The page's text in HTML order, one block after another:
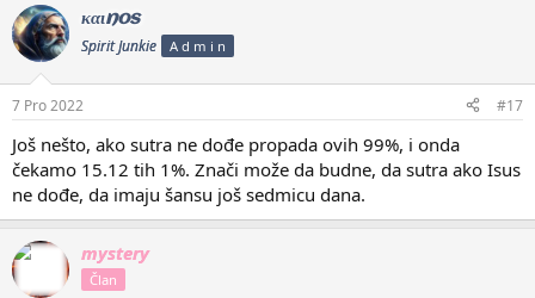
καιnos
Spirit Junkie A d m i n
7 Pro 2022 #17
Još nešto, ako sutra ne dođe propada ovih 99%, i onda
čekamo 15.12 tih 1%. Znači može da budne, da sutra ako Isus
ne dođe, da imaju šansu još sedmicu dana.
mystery
Član